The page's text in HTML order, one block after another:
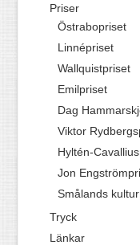
Priser
Östrabopriset
Linnépriset
Wallquistpriset
Emilpriset
Dag
Viktor
Hyltén-
Jon
Smålands
Tryck
Länkar